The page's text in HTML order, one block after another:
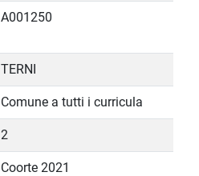
A001250
TERNI
Comune a tutti i curricula
2
Coorte 2021